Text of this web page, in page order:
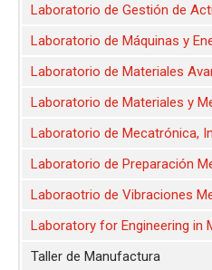
Laboratorio de Gestión de
Laboratorio de Máquinas y
Laboratorio de Materiales
Laboratorio de Materiales y
Laboratorio de Mecatrónica,
Laboratorio de Preparación
Laboraotrio de Vibraciones
Laboratory for Engineering in
Taller de Manufactura